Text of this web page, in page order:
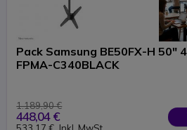
Pack Samsung BE50FX-H 50"
FPMA-C340BLACK
1.189,90 €
448,04 €
533,17 € Inkl. MwSt.